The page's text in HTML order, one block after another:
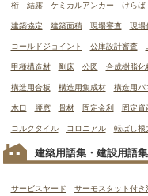
桁 結露 ケミカルアンカー けらば
建築協定 建築面積 現場審査 現場
コールドジョイント 公庫設計審査
甲種構造材 剛床 公図 合成樹脂化
構造用合板 構造用集成材 構造用パ
木口 腰窓 骨材 固定金利 固定資
コルクタイル コロニアル 転ばし根
建築用語集・建設用語
サービスヤード サーモスタット付き